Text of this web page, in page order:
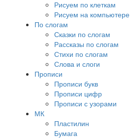
Рисуем по клеткам
Рисуем на компьютере
По слогам
Сказки по слогам
Рассказы по слогам
Стихи по слогам
Слова и слоги
Прописи
Прописи букв
Прописи цифр
Прописи с узорами
МК
Пластилин
Бумага